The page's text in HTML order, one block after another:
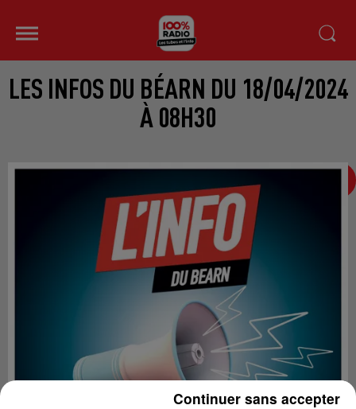
LES INFOS DU BÉARN DU 18/04/2024
À 08H30
Continuer sans accepter